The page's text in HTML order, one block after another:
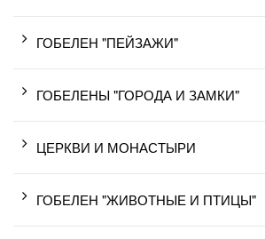
ГОБЕЛЕН "ПЕЙЗАЖИ"
ГОБЕЛЕНЫ "ГОРОДА И ЗАМКИ"
ЦЕРКВИ И МОНАСТЫРИ
ГОБЕЛЕН "ЖИВОТНЫЕ И ПТИЦЫ"